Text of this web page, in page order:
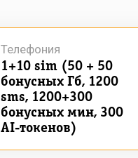
1+10 sim (50 + 50
бонусных Гб, 1200
sms, 1200+300
бонусных мин, 300
AI-токенов)
Телефония